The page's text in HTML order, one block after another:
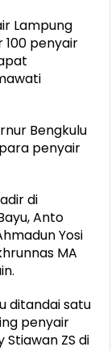
Lampung
penyair
Bengkulu
penyair
di
Anto
Yosi
MA
ditandai satu
penyair
Stiawan ZS di